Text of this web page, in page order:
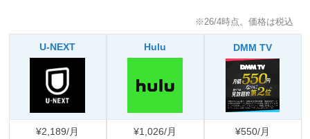
※26/4時点。価格は税込
U-NEXT Hulu DMM TV
¥2,189/月 ¥1,026/月 ¥550/月